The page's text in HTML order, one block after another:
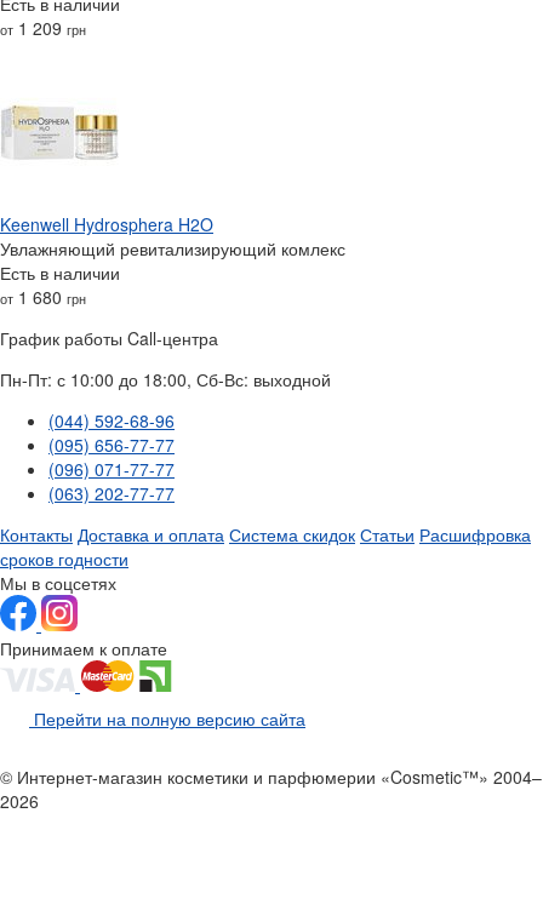
от 1 209 грн
Keenwell Hydrosphera H2O
Увлажняющий ревитализирующий комлекс
Есть в наличии
от 1 680 грн
График работы Call-центра
Пн-Пт: с 10:00 до 18:00, Сб-Вс: выходной
(044) 592-68-96
(095) 656-77-77
(096) 071-77-77
(063) 202-77-77
Контакты Доставка и оплата Система скидок Статьи Расшифровка
сроков годности
Мы в соцсетях
Принимаем к оплате
Перейти на полную версию сайта
© Интернет-магазин косметики и парфюмерии «Cosmetic™» 2004–
2026